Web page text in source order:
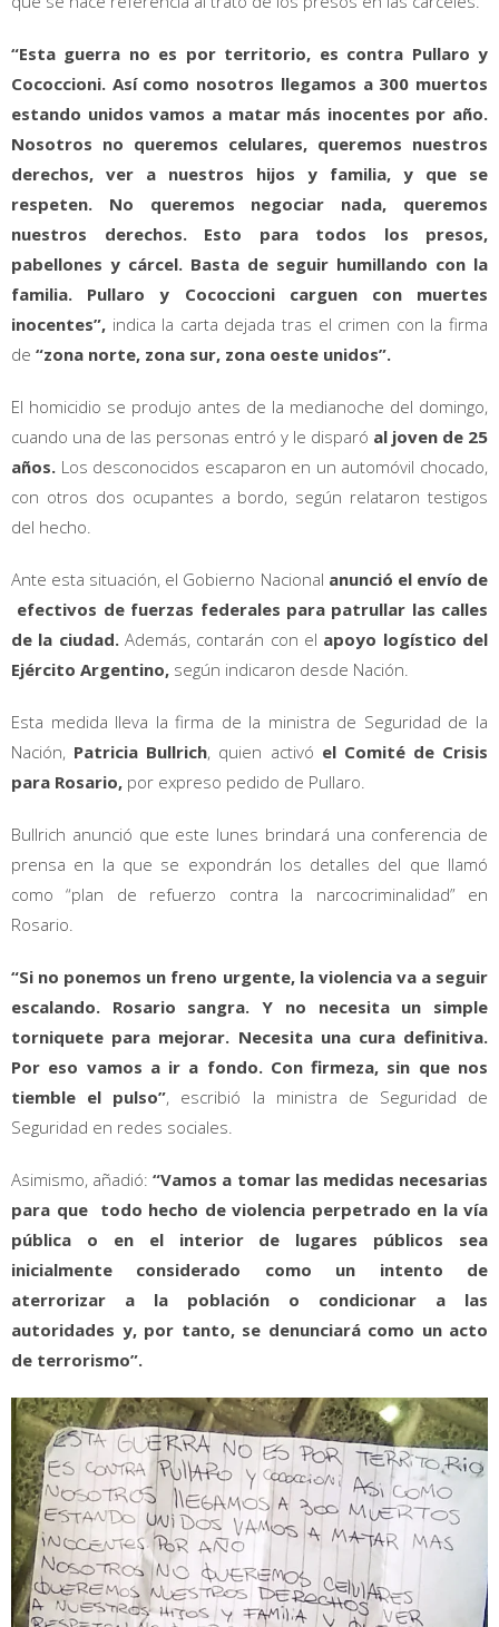
“Esta guerra no es por territorio, es contra Pullaro y
Cococcioni. Así como nosotros llegamos a 300 muertos
estando unidos vamos a matar más inocentes por año.
Nosotros no queremos celulares, queremos nuestros
derechos, ver a nuestros hijos y familia, y que se
respeten. No queremos negociar nada, queremos
nuestros derechos. Esto para todos los presos,
pabellones y cárcel. Basta de seguir humillando con la
familia. Pullaro y Cococcioni carguen con muertes
inocentes”, indica la carta dejada tras el crimen con la firma
de “zona norte, zona sur, zona oeste unidos”.
El homicidio se produjo antes de la medianoche del domingo,
cuando una de las personas entró y le disparó al joven de 25
años. Los desconocidos escaparon en un automóvil chocado,
con otros dos ocupantes a bordo, según relataron testigos
del hecho.
Ante esta situación, el Gobierno Nacional anunció el envío de
efectivos de fuerzas federales para patrullar las calles
de la ciudad. Además, contarán con el apoyo logístico del
Ejército Argentino, según indicaron desde Nación.
Esta medida lleva la firma de la ministra de Seguridad de la
Nación, Patricia Bullrich, quien activó el Comité de Crisis
para Rosario, por expreso pedido de Pullaro.
Bullrich anunció que este lunes brindará una conferencia de
prensa en la que se expondrán los detalles del que llamó
como “plan de refuerzo contra la narcocriminalidad” en
Rosario.
“Si no ponemos un freno urgente, la violencia va a seguir
escalando. Rosario sangra. Y no necesita un simple
torniquete para mejorar. Necesita una cura definitiva.
Por eso vamos a ir a fondo. Con firmeza, sin que nos
tiemble el pulso”, escribió la ministra de Seguridad de
Seguridad en redes sociales.
Asimismo, añadió:“Vamos a tomar las medidas necesarias
para que todo hecho de violencia perpetrado en la vía
pública o en el interior de lugares públicos sea
inicialmente considerado como un intento de
aterrorizar a la población o condicionar a las
autoridades y, por tanto, se denunciará como un acto
de terrorismo”.